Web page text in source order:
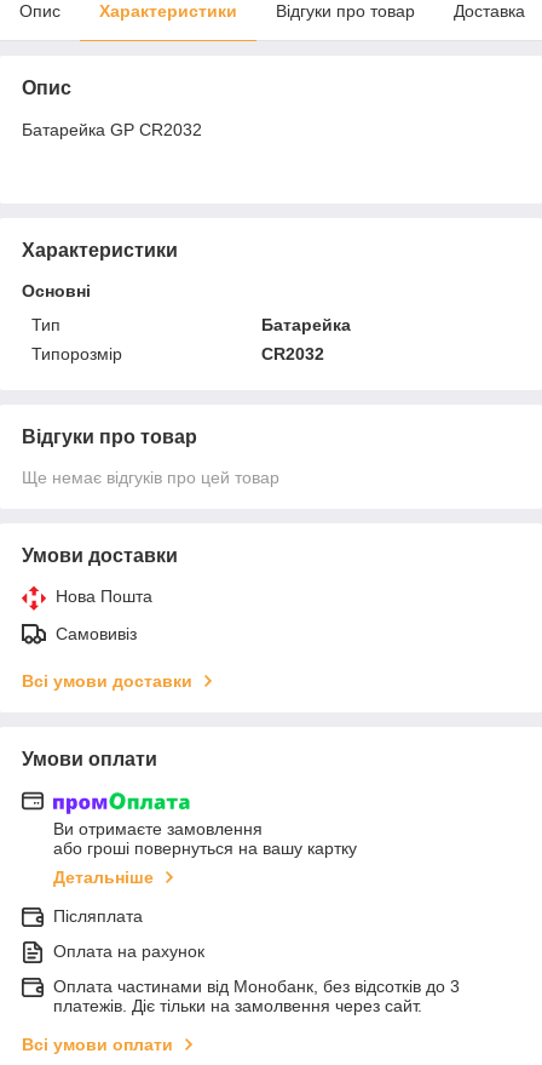
Опис Характеристики Відгуки про товар Доставка
Опис
Батарейка GP CR2032
Характеристики
Основні
Тип
Батарейка
Типорозмір
CR2032
Відгуки про товар
Ще немає відгуків про цей товар
Умови доставки
Нова Пошта
Самовивіз
Всі умови доставки
Умови оплати
Ви отримаєте замовлення
або гроші повернуться на вашу картку
Детальніше
Післяплата
Оплата на рахунок
Оплата частинами від Монобанк, без відсотків до 3
платежів. Діє тільки на замолвення через сайт.
Всі умови оплати